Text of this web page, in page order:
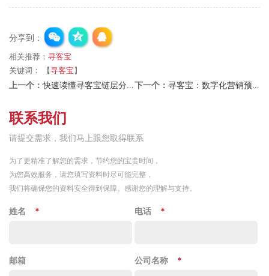
分享到：
相关推荐： 寻客宝
关键词：
【寻客宝 】
上一个：快速读懂寻客宝链层分析法：构建企业与客户精准连接的秘籍 下一个： 寻客宝：数字化营销预算如何优化分配以实现最高ROI
联系我们
请提交需求，我们马上跟您取得联系
为了更精准了解您的需求，节约您的宝贵时间，
为您高效服务，请您填写资料时尽可能完整，
我们将确保您的资料安全得到保障。感谢您的理解与支持。
姓名 * 电话 *
邮箱 公司名称 *